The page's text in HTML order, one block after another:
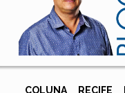
COLUNA RECIFE